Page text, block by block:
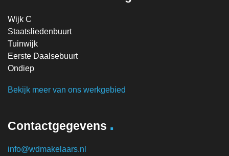
Wijk C
Staatsliedenbuurt
Tuinwijk
Eerste Daalsebuurt
Ondiep
Bekijk meer van ons werkgebied
Contactgegevens .
info@wdmakelaars.nl